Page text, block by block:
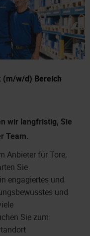
w/d) Bereich
wir langfristig, Sie
Team.
Anbieter für Tore,
Sie
engagiertes und
und
Sie zum